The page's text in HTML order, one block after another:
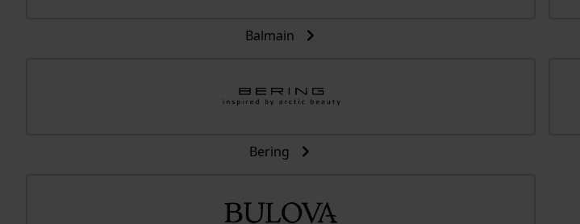
Balmain
Bering